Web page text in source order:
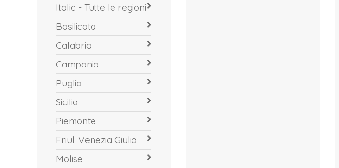
Italia - Tutte le regioni
Basilicata
Calabria
Campania
Puglia
Sicilia
Piemonte
Friuli Venezia Giulia
Molise